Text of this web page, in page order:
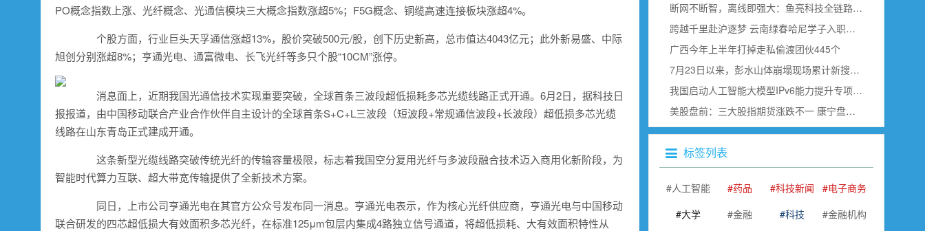
PO概念指数上涨、 光纤概念、 光通信模块三大概念指数涨超5%； F5G概念、 铜缆高速连接板块涨超4%。
个股方面，行业巨头天孚通信涨超13%，股价突破500元/股，创下历史新高，总市值达4043亿元；此外新易盛、 中际
旭创分别涨超8%； 亨通光电、 通富微电、 长飞光纤等多只个股“10CM”涨停。
消息面上，近期我国光通信技术实现重要突破，全球首条三波段超低损耗多芯光缆线路正式开通。6月2日，据科技日
报报道，由中国移动联合产业合作伙伴自主设计的全球首条S+C+L三波段（短波段+常规通信波段+长波段）超低损多芯光缆
线路在山东青岛正式建成开通。
这条新型光缆线路突破传统光纤的传输容量极限，标志着我国空分复用光纤与多波段融合技术迈入商用化新阶段，为
智能时代算力互联、超大带宽传输提供了全新技术方案。
同日，上市公司亨通光电在其官方公众号发布同一消息。 亨通光电表示，作为核心光纤供应商，亨通光电与中国移动
联合研发的四芯超低损大有效面积多芯光纤，在标准125μm包层内集成4路独立信号通道，将超低损耗、大有效面积特性从
断网不断智，离线即强大：鱼亮科技全链路边缘语音赋能具身智能
跨越千里赴沪逐梦 云南绿春哈尼学子入职上海虹桥空港
广西今年上半年打掉走私偷渡团伙445个
7月23日以来，彭水山体崩塌现场累计新搜寻确认出30名遇难者
我国启动人工智能大模型IPv6能力提升专项行动
美股盘前：三大股指期货涨跌不一 康宁盘前跌超18% SK海力士即将公布财报
标签列表
人工智能 药品 科技新闻
电子商务
大学
金融 科技
金融机构